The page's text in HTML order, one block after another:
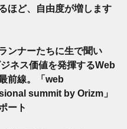
ほど、自由度が増します
ンナーたちに生で聞い
ネス価値を発揮するWeb
前線。「web
summit by Orizm」
ート